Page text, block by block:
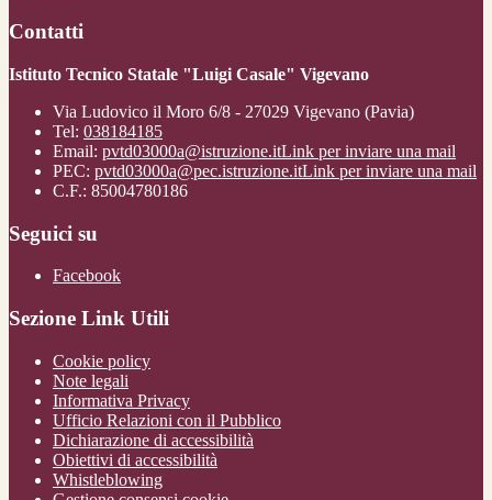
Contatti
Istituto Tecnico Statale "Luigi Casale" Vigevano
Via Ludovico il Moro 6/8 - 27029 Vigevano (Pavia)
Tel: 038184185
Email: pvtd03000a@istruzione.itLink per inviare una mail
PEC: pvtd03000a@pec.istruzione.itLink per inviare una mail
C.F.: 85004780186
Seguici su
Facebook
Sezione Link Utili
Cookie policy
Note legali
Informativa Privacy
Ufficio Relazioni con il Pubblico
Dichiarazione di accessibilità
Obiettivi di accessibilità
Whistleblowing